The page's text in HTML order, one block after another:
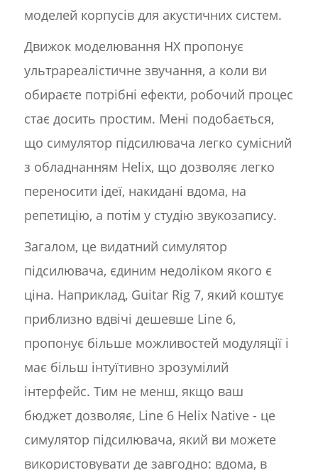
моделей корпусів для акустичних систем.
Движок моделювання HX пропонує
ультрареалістичне звучання, а коли ви
обираєте потрібні ефекти, робочий процес
стає досить простим. Мені подобається,
що симулятор підсилювача легко сумісний
з обладнанням Helix, що дозволяє легко
переносити ідеї, накидані вдома, на
репетицію, а потім у студію звукозапису.
Загалом, це видатний симулятор
підсилювача, єдиним недоліком якого є
ціна. Наприклад, Guitar Rig 7, який коштує
приблизно вдвічі дешевше Line 6,
пропонує більше можливостей модуляції і
має більш інтуїтивно зрозумілий
інтерфейс. Тим не менш, якщо ваш
бюджет дозволяє, Line 6 Helix Native - це
симулятор підсилювача, який ви можете
використовувати де завгодно: вдома, в